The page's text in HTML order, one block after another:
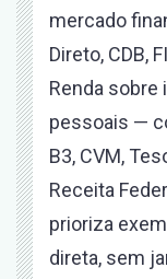
mercado
Direto, CDB,
Renda
pessoais —
B3, CVM,
Receita
prioriza
direta, sem